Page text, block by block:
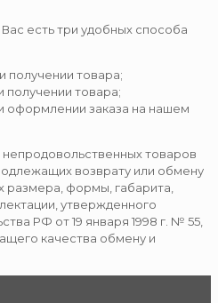
есть три удобных способа
получении товара;
получении товара;
оформлении заказа на нашем
товаров
возврату или обмену
размера, формы, габарита,
утвержденного
РФ от 19 января 1998 г. № 55,
качества обмену и